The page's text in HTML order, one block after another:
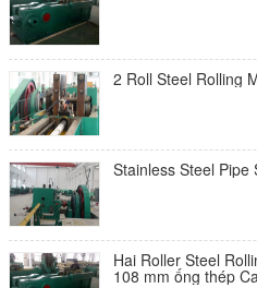
2 Roll Steel Rolling
Stainless Steel Pipe
Hai Roller Steel
108 mm ống thép